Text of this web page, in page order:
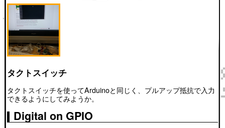
タクトスイッチ
タクトスイッチを使ってArduinoと同じく、プルアップ抵抗で入力
できるようにしてみようか。
Digital on GPIO